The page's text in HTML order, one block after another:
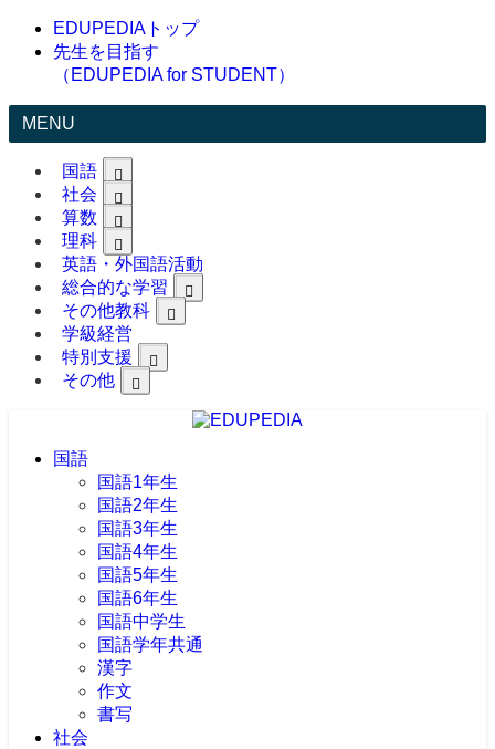
EDUPEDIAトップ
先生を目指す
（EDUPEDIA for STUDENT）
MENU
国語
社会
算数
理科
英語・外国語活動
総合的な学習
その他教科
学級経営
特別支援
その他
国語
国語1年生
国語2年生
国語3年生
国語4年生
国語5年生
国語6年生
国語中学生
国語学年共通
漢字
作文
書写
社会